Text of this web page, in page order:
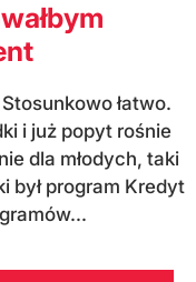
łatwo.
i już popyt rośnie
dla młodych, taki
był program Kredyt